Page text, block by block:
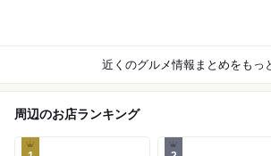
近くのグルメ情報まとめをもっ
周辺のお店ランキング